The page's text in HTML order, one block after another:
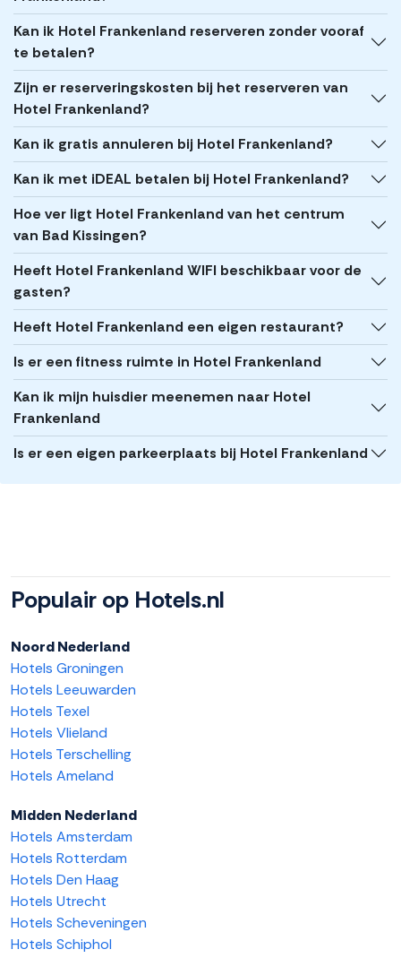
Kan ik Hotel Frankenland reserveren zonder vooraf
te betalen?
Zijn er reserveringskosten bij het reserveren van
Hotel Frankenland?
Kan ik gratis annuleren bij Hotel Frankenland?
Kan ik met iDEAL betalen bij Hotel Frankenland?
Hoe ver ligt Hotel Frankenland van het centrum
van Bad Kissingen?
Heeft Hotel Frankenland WIFI beschikbaar voor de
gasten?
Heeft Hotel Frankenland een eigen restaurant?
Is er een fitness ruimte in Hotel Frankenland
Kan ik mijn huisdier meenemen naar Hotel
Frankenland
Is er een eigen parkeerplaats bij Hotel Frankenland
Populair op Hotels.nl
Noord Nederland
Hotels Groningen
Hotels Leeuwarden
Hotels Texel
Hotels Vlieland
Hotels Terschelling
Hotels Ameland
Midden Nederland
Hotels Amsterdam
Hotels Rotterdam
Hotels Den Haag
Hotels Utrecht
Hotels Scheveningen
Hotels Schiphol